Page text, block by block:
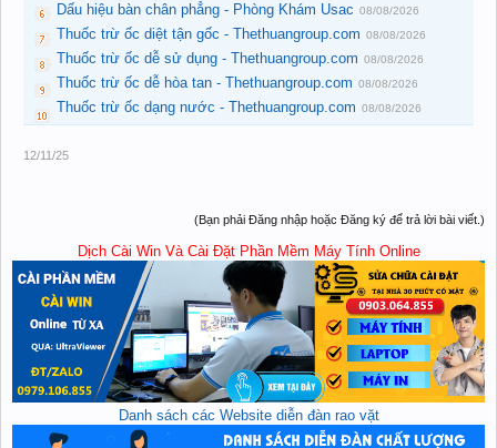
Dấu hiệu bàn chân phẳng - Phòng Khám Usac 08/08/2026
Thuốc trừ ốc diệt tận gốc - Thethuangroup.com 08/08/2026
Thuốc trừ ốc dễ sử dụng - Thethuangroup.com 08/08/2026
Thuốc trừ ốc dễ hòa tan - Thethuangroup.com 08/08/2026
Thuốc trừ ốc dạng nước - Thethuangroup.com 08/08/2026
12/11/25
(Bạn phải Đăng nhập hoặc Đăng ký để trả lời bài viết.)
Dịch Cài Win Và Cài Đặt Phần Mềm Máy Tính Online
Danh sách các Website diễn đàn rao vặt